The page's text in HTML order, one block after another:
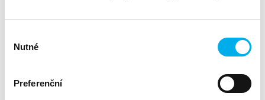
souhlasu
Nutné
Preferenční
probereme možnosti nasazení Commvault u vašich
najdete na našich webových stránkách